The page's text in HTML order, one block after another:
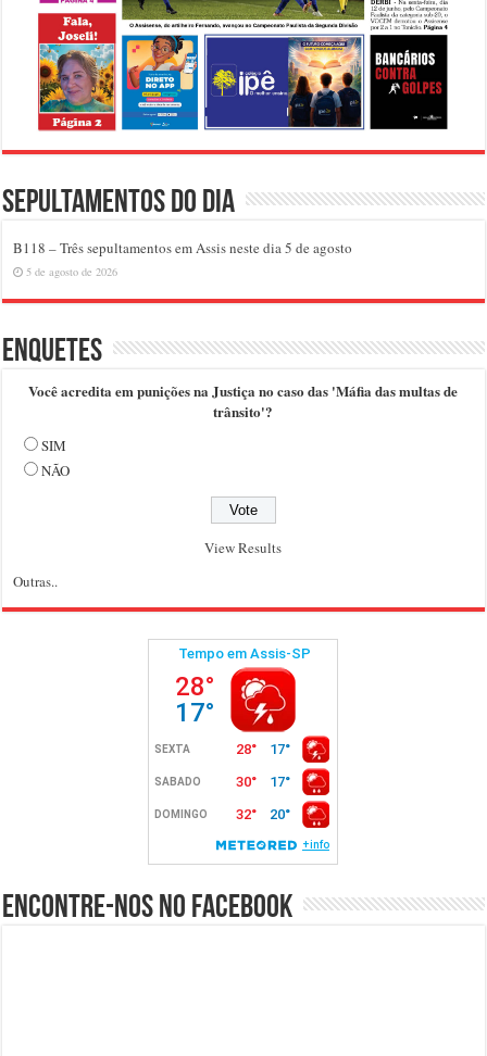
Sepultamentos do dia
B118 – Três sepultamentos em Assis neste dia 5 de agosto
5 de agosto de 2026
Enquetes
Você acredita em punições na Justiça no caso das 'Máfia das multas de
trânsito'?
SIM
NÃO
View Results
Outras..
Encontre-nos no Facebook